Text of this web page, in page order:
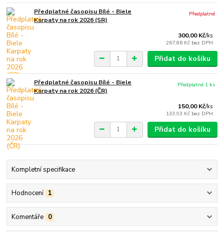
Předplatné časopisu Bílé - Biele
Karpaty na rok 2026 (SR)
300,00 Kč/ks
267,86 Kč bez DPH
Předplatné
Přidat do košíku
Předplatné časopisu Bílé - Biele
Karpaty na rok 2026 (ČR)
150,00 Kč/ks
133,93 Kč bez DPH
Předplatné 1 ks
Přidat do košíku
Kompletní specifikace
Hodnocení 1
Komentáře 0